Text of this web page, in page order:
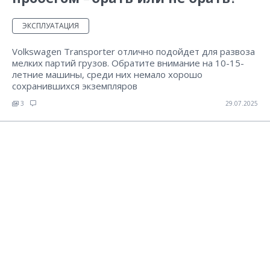
ЭКСПЛУАТАЦИЯ
Volkswagen Transporter отлично подойдет для развоза
мелких партий грузов. Обратите внимание на 10-15-
летние машины, среди них немало хорошо
сохранившихся экземпляров
3 29.07.2025